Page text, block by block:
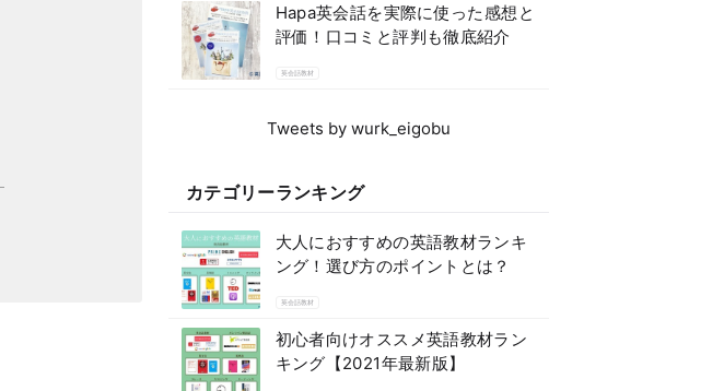
Hapa英会話を実際に使った感想と
評価！口コミと評判も徹底紹介
英会話教材
Tweets by wurk_eigobu
カテゴリーランキング
大人におすすめの英語教材ランキ
ング！選び方のポイントとは？
英会話教材
初心者向けオススメ英語教材ラン
キング【2021年最新版】